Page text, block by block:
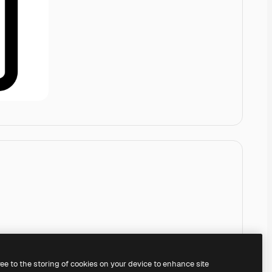
to the storing of cookies on your device to enhance site